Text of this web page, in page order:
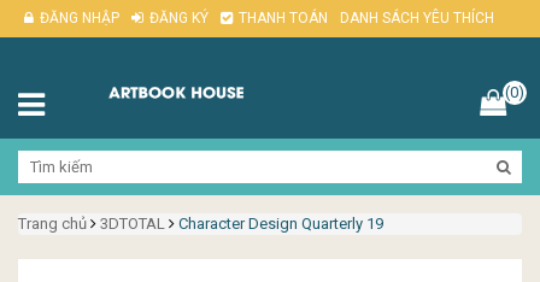
ĐĂNG NHẬP ĐĂNG KÝ THANH TOÁN DANH SÁCH YÊU THÍCH
(0)
Trang chủ 3DTOTAL Character Design Quarterly 19